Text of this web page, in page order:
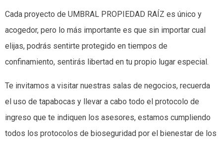
Cada proyecto de UMBRAL PROPIEDAD RAÍZ es único y
acogedor, pero lo más importante es que sin importar cual
elijas, podrás sentirte protegido en tiempos de
confinamiento, sentirás libertad en tu propio lugar especial.
Te invitamos a visitar nuestras salas de negocios, recuerda
el uso de tapabocas y llevar a cabo todo el protocolo de
ingreso que te indiquen los asesores, estamos cumpliendo
todos los protocolos de bioseguridad por el bienestar de los